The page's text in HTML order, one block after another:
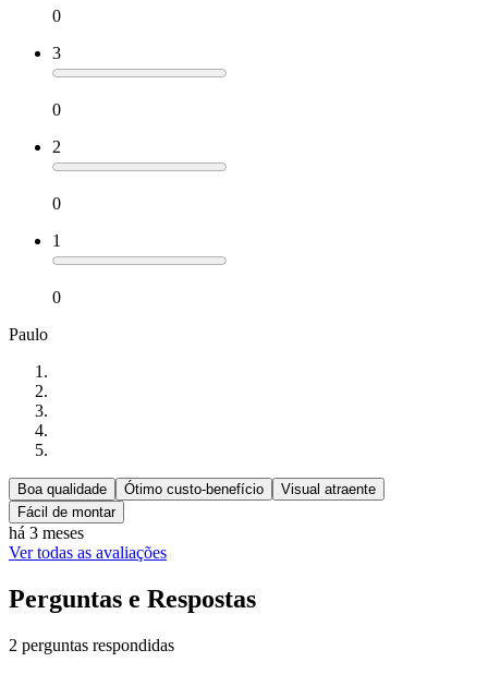
0
3
0
2
0
1
0
Paulo
Boa qualidade Ótimo custo-benefício
Visual atraente
Fácil de montar
há 3 meses
Ver todas as avaliações
Perguntas e Respostas
2 perguntas respondidas